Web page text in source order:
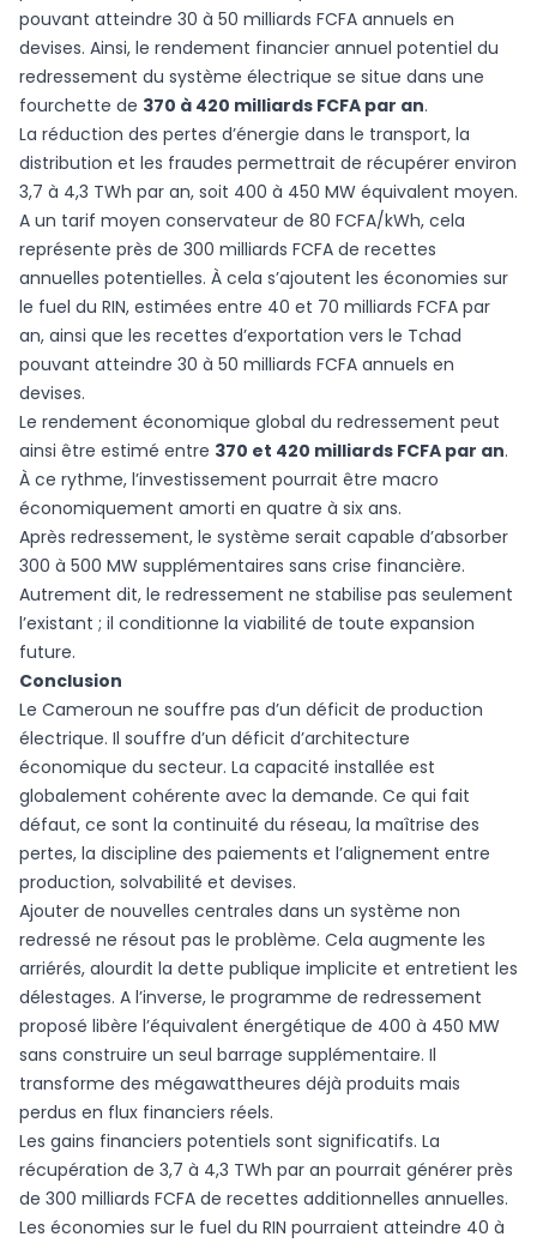
pouvant atteindre 30 à 50 milliards FCFA annuels en
devises. Ainsi, le rendement financier annuel potentiel du
redressement du système électrique se situe dans une
fourchette de 370 à 420 milliards FCFA par an.
La réduction des pertes d’énergie dans le transport, la
distribution et les fraudes permettrait de récupérer environ
3,7 à 4,3 TWh par an, soit 400 à 450 MW équivalent moyen.
A un tarif moyen conservateur de 80 FCFA/kWh, cela
représente près de 300 milliards FCFA de recettes
annuelles potentielles. À cela s’ajoutent les économies sur
le fuel du RIN, estimées entre 40 et 70 milliards FCFA par
an, ainsi que les recettes d’exportation vers le Tchad
pouvant atteindre 30 à 50 milliards FCFA annuels en
devises.
Le rendement économique global du redressement peut
ainsi être estimé entre 370 et 420 milliards FCFA par an.
À ce rythme, l’investissement pourrait être macro
économiquement amorti en quatre à six ans.
Après redressement, le système serait capable d’absorber
300 à 500 MW supplémentaires sans crise financière.
Autrement dit, le redressement ne stabilise pas seulement
l’existant ; il conditionne la viabilité de toute expansion
future.
Conclusion
Le Cameroun ne souffre pas d’un déficit de production
électrique. Il souffre d’un déficit d’architecture
économique du secteur. La capacité installée est
globalement cohérente avec la demande. Ce qui fait
défaut, ce sont la continuité du réseau, la maîtrise des
pertes, la discipline des paiements et l’alignement entre
production, solvabilité et devises.
Ajouter de nouvelles centrales dans un système non
redressé ne résout pas le problème. Cela augmente les
arriérés, alourdit la dette publique implicite et entretient les
délestages. A l’inverse, le programme de redressement
proposé libère l’équivalent énergétique de 400 à 450 MW
sans construire un seul barrage supplémentaire. Il
transforme des mégawattheures déjà produits mais
perdus en flux financiers réels.
Les gains financiers potentiels sont significatifs. La
récupération de 3,7 à 4,3 TWh par an pourrait générer près
de 300 milliards FCFA de recettes additionnelles annuelles.
Les économies sur le fuel du RIN pourraient atteindre 40 à